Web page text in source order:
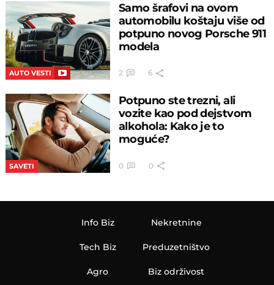
AUTO VESTI
Samo šrafovi na ovom
automobilu koštaju više od
potpuno novog Porsche 911
modela
2 6
SAVETI
Potpuno ste trezni, ali
vozite kao pod dejstvom
alkohola: Kako je to
moguće?
0 0
Info Biz
Tech Biz
Agro
Nekretnine
Preduzetništvo
Biz održivost